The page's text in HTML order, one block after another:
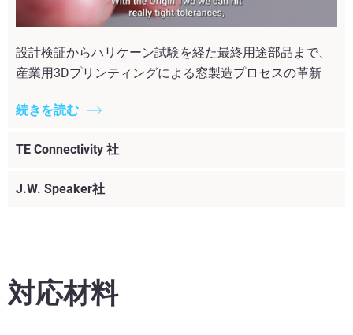
設計検証からハリケーン試験を経た最終用途部品まで、
産業用3Dプリンティングによる窓製造プロセスの革新
続きを読む
TE Connectivity 社
J.W. Speaker社
対応材料